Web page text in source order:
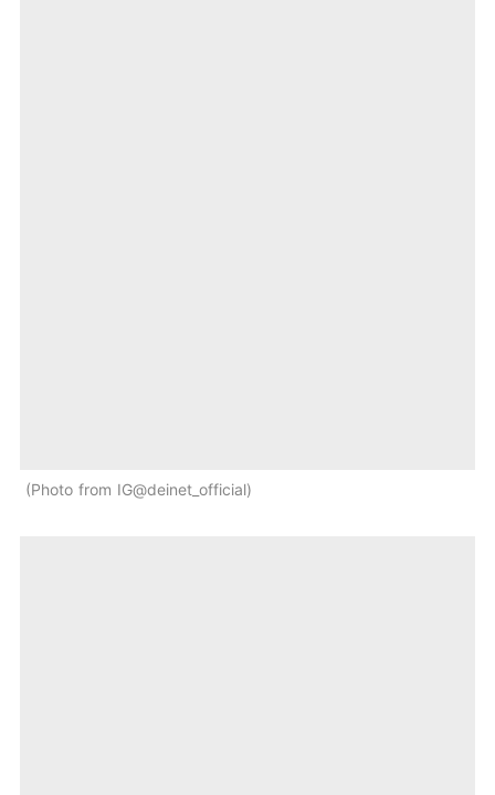
Photo from IG@deinet_official